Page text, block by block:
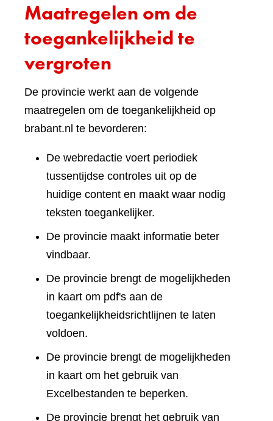
Maatregelen om de
toegankelijkheid te
vergroten
De provincie werkt aan de volgende
maatregelen om de toegankelijkheid op
brabant.nl te bevorderen:
De webredactie voert periodiek
tussentijdse controles uit op de
huidige content en maakt waar nodig
teksten toegankelijker.
De provincie maakt informatie beter
vindbaar.
De provincie brengt de mogelijkheden
in kaart om pdf's aan de
toegankelijkheidsrichtlijnen te laten
voldoen.
De provincie brengt de mogelijkheden
in kaart om het gebruik van
Excelbestanden te beperken.
De provincie brengt het gebruik van